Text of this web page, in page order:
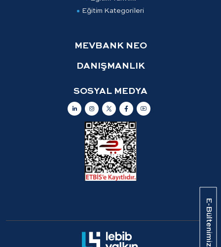
Eğitim Kategorileri
MEVBANK NEO
DANIŞMANLIK
SOSYAL MEDYA